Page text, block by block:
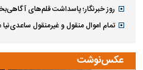
روز خبرنگار؛ پاسداشت قلم‌های
تمام اموال منقول و غیرمنقول
عکس‌نوشت